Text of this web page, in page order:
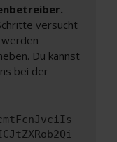
versucht
Du kannst
bei der